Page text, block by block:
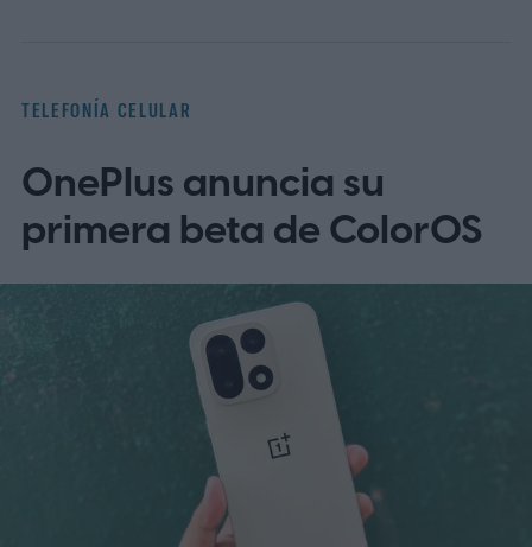
TELEFONÍA CELULAR
OnePlus anuncia su
primera beta de ColorOS